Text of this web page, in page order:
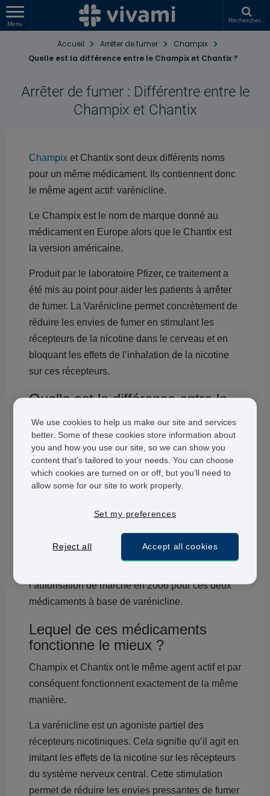
Menu
Rechercher...
Accueil Arrêter de fumer
Champix
Quelle est la différence entre le Champix et Chantix ?
Arrêter de fumer : Différentre entre le
Champix et Chantix
Champix et Chantix sont deux différents noms
pour un même médicament. Ils contiennent donc
le même agent actif: varénicline.
Le Champix est le nom de marque donné au
médicament en Europe alors que le Chantix est
la version américaine.
Produit par le laboratoire Pfizer, ce traitement a
été mis au point pour aider les patients à arrêter
de fumer. La Varénicline permet concrètement de
réduire les envies de fumer en stimulant les
récepteurs de la nicotine dans le cerveau et en
bloquant les effets de l’inhalation de la nicotine
sur ces récepteurs.
Quelle est la différence entre le
Comme nous l’avons précisé ci-dessus, l’unique
différence entre ces deux médicaments est leur
nom.
l’origine de ces deux traitements vendus sous
L’autorité de santé FDA et l’Agence Européenne
l’autorisation de marché en 2006 pour ces deux
médicaments à base de varénicline.
Lequel de ces médicaments
fonctionne le mieux ?
Champix et Chantix ont le même agent actif et par
conséquent fonctionnent exactement de la même
manière.
La varénicline est un agoniste partiel des
récepteurs nicotiniques. Cela signifie qu’il agit en
imitant les effets de la nicotine sur les récepteurs
du système nerveux central. Cette stimulation
permet de réduire les envies pressantes de fumer
We use cookies to help us make our site and services
better. Some of these cookies store information about
you and how you use our site, so we can show you
content that’s tailored to your needs. You can choose
which cookies are turned on or off, but you’ll need to
allow some for our site to work properly.
Set my preferences
Reject all Accept all cookies